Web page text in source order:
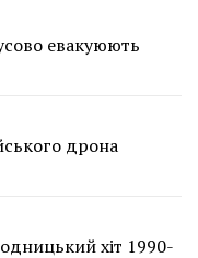
евакуюють
дрона
хіт 1990-